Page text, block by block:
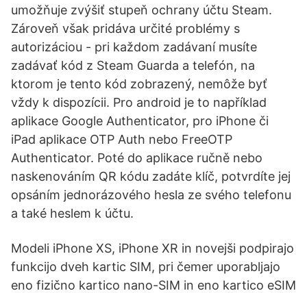
umožňuje zvýšiť stupeň ochrany účtu Steam.
Zároveň však pridáva určité problémy s
autorizáciou - pri každom zadávaní musíte
zadávať kód z Steam Guarda a telefón, na
ktorom je tento kód zobrazený, nemôže byť
vždy k dispozícii. Pro android je to například
aplikace Google Authenticator, pro iPhone či
iPad aplikace OTP Auth nebo FreeOTP
Authenticator. Poté do aplikace ručně nebo
naskenováním QR kódu zadáte klíč, potvrdíte jej
opsáním jednorázového hesla ze svého telefonu
a také heslem k účtu.
Modeli iPhone XS, iPhone XR in novejši podpirajo
funkcijo dveh kartic SIM, pri čemer uporabljajo
eno fizično kartico nano-SIM in eno kartico eSIM